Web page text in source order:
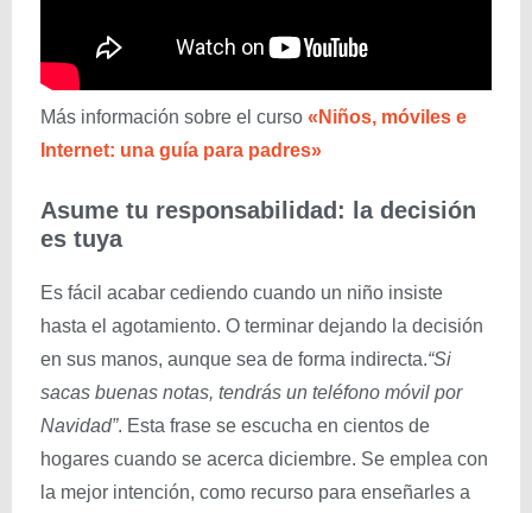
Más información sobre el curso «Niños, móviles e
Internet: una guía para padres»
Asume tu responsabilidad: la decisión
es tuya
Es fácil acabar cediendo cuando un niño insiste
hasta el agotamiento. O terminar dejando la decisión
en sus manos, aunque sea de forma indirecta.“Si
sacas buenas notas, tendrás un teléfono móvil por
Navidad”. Esta frase se escucha en cientos de
hogares cuando se acerca diciembre. Se emplea con
la mejor intención, como recurso para enseñarles a